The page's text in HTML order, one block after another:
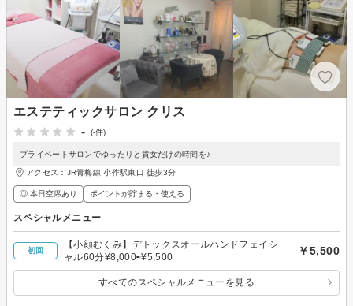
エステティックサロン クリス
-
(-件)
プライベートサロンでゆったりと貴女だけの時間を♪
アクセス：JR青梅線 小作駅東口 徒歩3分
◎ 本日空席あり ポイントが貯まる・使える
スペシャルメニュー
初回
【小顔むくみ】デトックスオールハンドフェイシ
ャル60分¥8,000⇨¥5,500
￥5,500
すべてのスペシャルメニューを見る